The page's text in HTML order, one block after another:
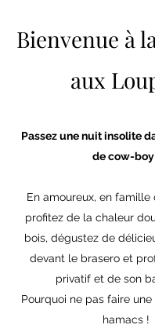
Bienvenue à
aux
Passez une nuit insolite
de cow-boy
En amoureux, en famille
profitez de la chaleur
bois, dégustez de
devant le brasero et
privatif et de son
Pourquoi ne pas faire
hamacs !